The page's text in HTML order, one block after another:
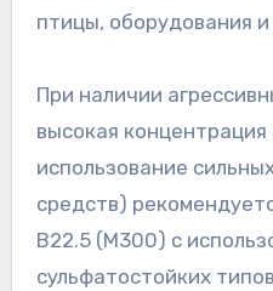
птицы, оборудования
При наличии
высокая
использование
средств)
B22.5 (М300) с
сульфатостойких